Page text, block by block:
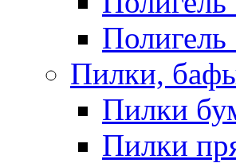
Пилки,
Пилки
Пилки